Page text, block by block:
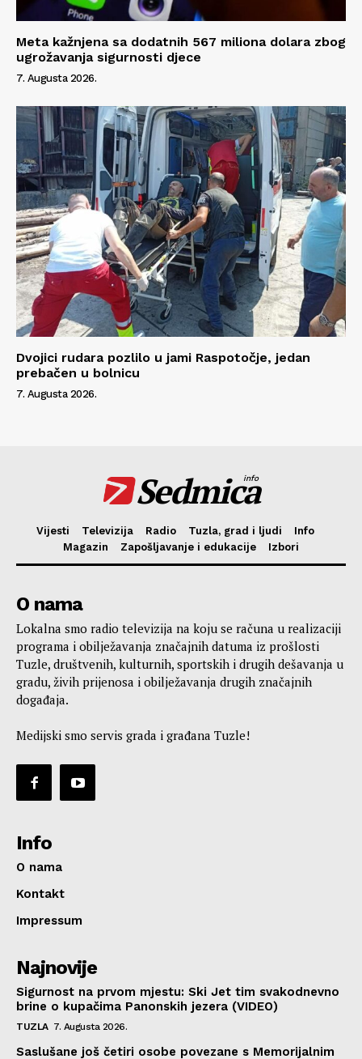
Meta kažnjena sa dodatnih 567 miliona dolara zbog
ugrožavanja sigurnosti djece
7. Augusta 2026.
Dvojici rudara pozlilo u jami Raspotočje, jedan
prebačen u bolnicu
7. Augusta 2026.
Sedmica
info
Vijesti Televizija Radio Tuzla, grad i ljudi
Info
Magazin
Zapošljavanje i edukacije Izbori
O nama
Lokalna smo radio televizija na koju se računa u realizaciji
programa i obilježavanja značajnih datuma iz prošlosti
Tuzle, društvenih, kulturnih, sportskih i drugih dešavanja u
gradu, živih prijenosa i obilježavanja drugih značajnih
događaja.
Medijski smo servis grada i građana Tuzle!
Info
O nama
Kontakt
Impressum
Najnovije
Sigurnost na prvom mjestu: Ski Jet tim svakodnevno
brine o kupačima Panonskih jezera (VIDEO)
TUZLA 7. Augusta 2026.
Saslušane još četiri osobe povezane s Memorijalnim